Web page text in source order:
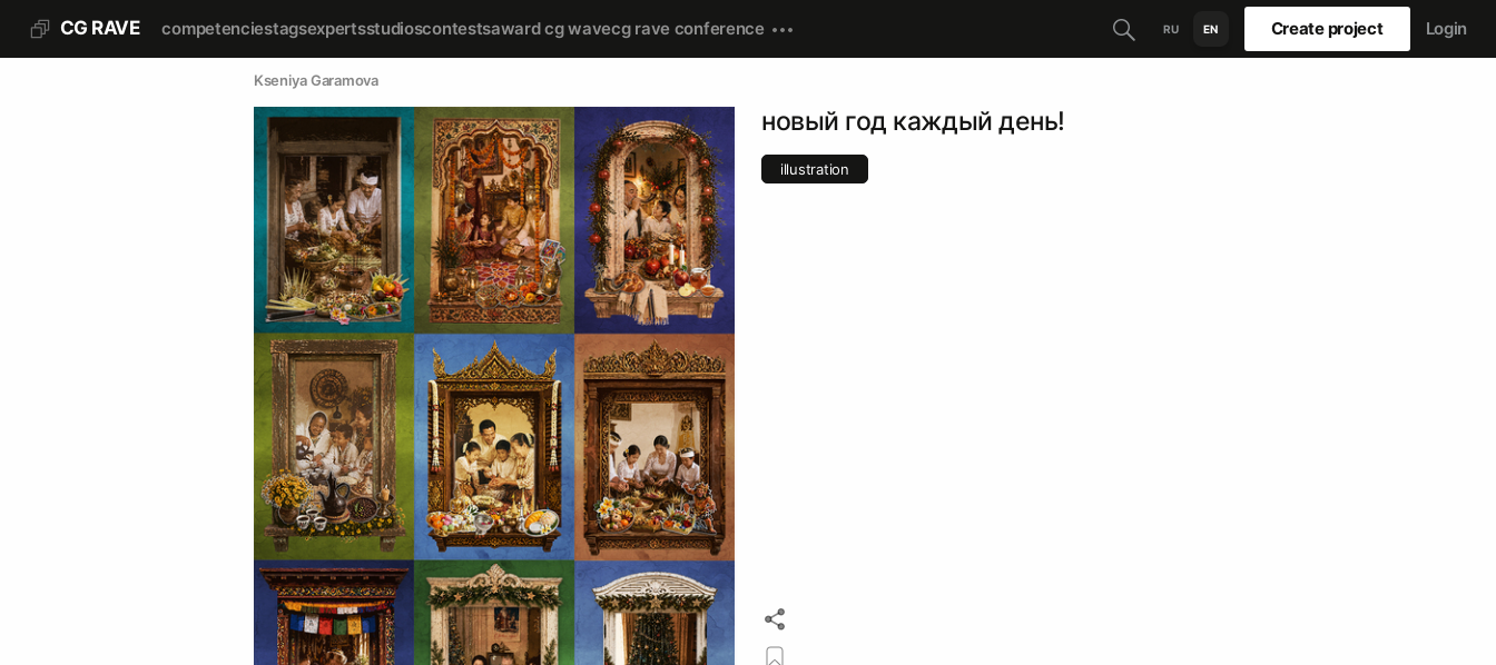
CG RAVE competenciestagsexpertsstudioscontestsaward cg wavecg rave conference RU EN Create project Login
Kseniya Garamova
новый год каждый день!
illustration